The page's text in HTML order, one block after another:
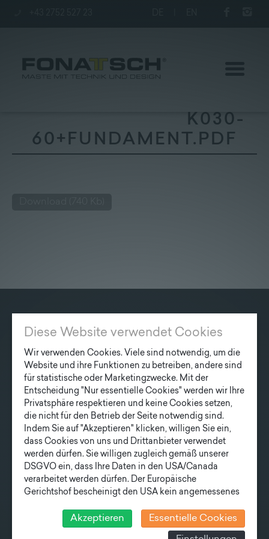
Kontakt | Jobs
K030-
60+FUNDAMENT.PDF
KONTAKT
Fonatsch GmbH
Industriestraße 6
3390 Melk
+43 27 52/ 52 723-0
office@fonatsch.at
SCHNELLEINSTIEG
MASTE STATION
AKTUELLES
LIEFERPROGRAMM
NEWSLETTER
Diese Website verwendet Cookies
Wir verwenden Cookies. Viele sind notwendig, um die
Website und ihre Funktionen zu betreiben, andere sind
für statistische oder Marketingzwecke. Mit der
Entscheidung "Nur essentielle Cookies" werden wir Ihre
Privatsphäre respektieren und keine Cookies setzen,
die nicht für den Betrieb der Seite notwendig sind.
Indem Sie auf "Akzeptieren" klicken, willigen Sie ein,
dass Cookies von uns und Drittanbieter verwendet
werden dürfen. Sie willigen zugleich gemäß unserer
DSGVO ein, dass Ihre Daten in den USA/Canada
verarbeitet werden dürfen. Der Europäische
Gerichtshof bescheinigt den USA kein angemessenes
Risiko, dass ihre Daten durch US-Behörden, zu
Kontroll- und zu Überwachungszwecken, verarbeitet
Akzeptieren Essentielle Cookies